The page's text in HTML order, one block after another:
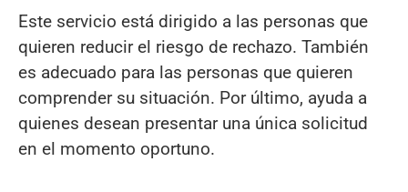
Este servicio está dirigido a las personas que
quieren reducir el riesgo de rechazo. También
es adecuado para las personas que quieren
comprender su situación. Por último, ayuda a
quienes desean presentar una única solicitud
en el momento oportuno.